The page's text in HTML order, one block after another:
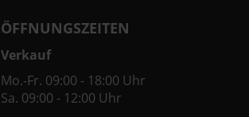
ÖFFNUNGSZEITEN
Verkauf
Mo.-Fr. 09:00 - 18:00 Uhr
Sa. 09:00 - 12:00 Uhr